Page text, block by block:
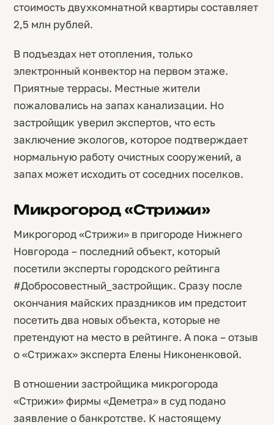
стоимость двухкомнатной квартиры составляет
2,5 млн рублей.
В подъездах нет отопления, только
электронный конвектор на первом этаже.
Приятные террасы. Местные жители
пожаловались на запах канализации. Но
застройщик уверил экспертов, что есть
заключение экологов, которое подтверждает
нормальную работу очистных сооружений, а
запах может исходить от соседних поселков.
Микрогород «Стрижи»
Микрогород «Стрижи» в пригороде Нижнего
Новгорода – последний объект, который
посетили эксперты городского рейтинга
#Добросовестный_застройщик. Сразу после
окончания майских праздников им предстоит
посетить два новых объекта, которые не
претендуют на место в рейтинге. А пока – отзыв
о «Стрижах» эксперта Елены Никоненковой.
В отношении застройщика микрогорода
«Стрижи» фирмы «Деметра» в суд подано
заявление о банкротстве. К настоящему